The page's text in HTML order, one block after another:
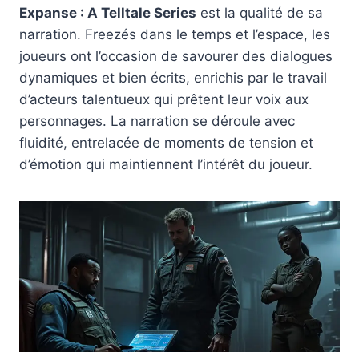
Expanse : A Telltale Series est la qualité de sa
narration. Freezés dans le temps et l’espace, les
joueurs ont l’occasion de savourer des dialogues
dynamiques et bien écrits, enrichis par le travail
d’acteurs talentueux qui prêtent leur voix aux
personnages. La narration se déroule avec
fluidité, entrelacée de moments de tension et
d’émotion qui maintiennent l’intérêt du joueur.